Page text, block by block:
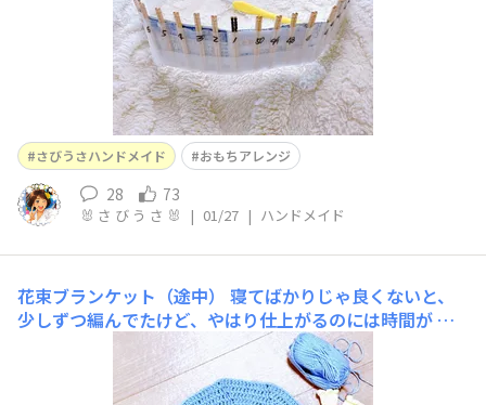
さびうさハンドメイド おもちアレンジ
28 73
🐰 さ び う さ 🐰 | 01/27 | ハンドメイド
花束ブランケット（途中）
寝てばかりじゃ良くないと、
少しずつ編んでたけど、やはり仕上がるのには時間が か
かりそうなので、途中まで編んだのを載せちゃいます😅あ
とは、1日一輪🌸編むのが目標かな😅一輪、編めるかな？
😅みなさん応援してね🥰何度もやり直した残骸😅